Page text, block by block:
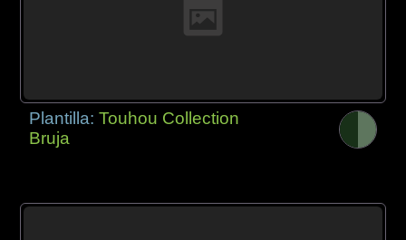
Plantilla:Touhou Collection
Bruja